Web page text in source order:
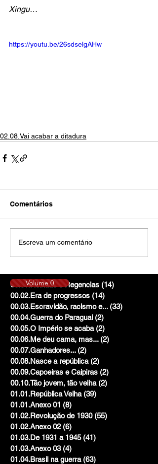
Xingu…
https://youtu.be/26sdselgAHw
02.08.Vai acabar a ditadura
Comentários
Escreva um comentário
00.01.Reinado e Regencias (14)
00.02.Era de progressos (14)
00.03.Escravidão, racismo e... (33)
00.04.Guerra do Paraguai (2)
00.05.O Império se acaba (2)
00.06.Me deu cama, mas... (2)
00.07.Ganhadores... (2)
00.08.Nasce a república (2)
00.09.Capoeiras e Caipiras (2)
00.10.Tão jovem, tão velha (2)
01.01.República Velha (39)
01.01.Anexo 01 (8)
01.02.Revolução de 1930 (55)
01.02.Anexo 02 (6)
01.03.De 1931 a 1945 (41)
01.03.Anexo 03 (4)
01.04.Brasil na guerra (63)
Volume 0